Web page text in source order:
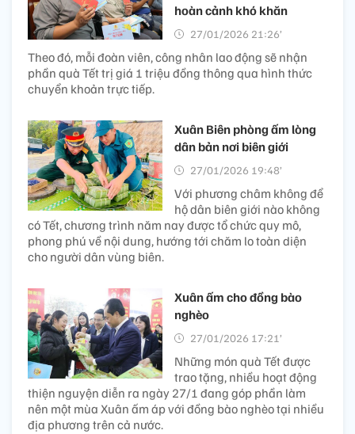
hoàn cảnh khó khăn
27/01/2026 21:26’
Theo đó, mỗi đoàn viên, công nhân lao động sẽ nhận
phần quà Tết trị giá 1 triệu đồng thông qua hình thức
chuyển khoản trực tiếp.
Xuân Biên phòng ấm lòng
dân bản nơi biên giới
27/01/2026 19:48’
Với phương châm không để
hộ dân biên giới nào không
có Tết, chương trình năm nay được tổ chức quy mô,
phong phú về nội dung, hướng tới chăm lo toàn diện
cho người dân vùng biên.
Xuân ấm cho đồng bào
nghèo
27/01/2026 17:21’
Những món quà Tết được
trao tặng, nhiều hoạt động
thiện nguyện diễn ra ngày 27/1 đang góp phần làm
nên một mùa Xuân ấm áp với đồng bào nghèo tại nhiều
địa phương trên cả nước.